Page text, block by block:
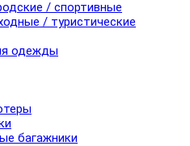
/ спортивные
/ туристические
одежды
багажники